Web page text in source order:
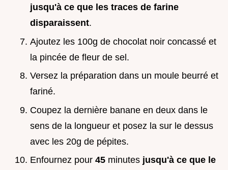
jusqu'à ce que les traces de farine
disparaissent.
Ajoutez les 100g de chocolat noir concassé et
la pincée de fleur de sel.
Versez la préparation dans un moule beurré et
fariné.
Coupez la dernière banane en deux dans le
sens de la longueur et posez la sur le dessus
avec les 20g de pépites.
Enfournez pour 45 minutes jusqu'à ce que le